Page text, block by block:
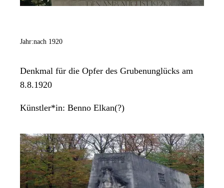
Jahr:nach 1920
Denkmal für die Opfer des Grubenunglücks am
8.8.1920
Künstler*in: Benno Elkan(?)